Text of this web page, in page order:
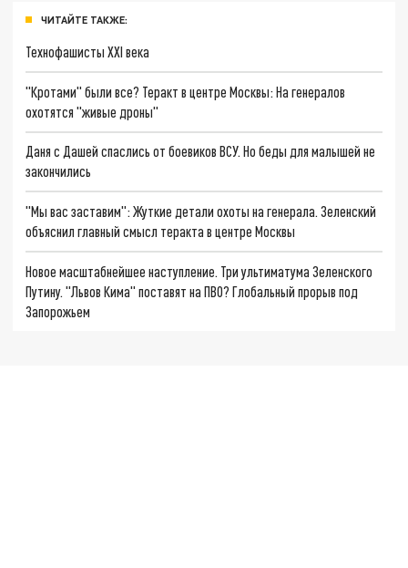
ЧИТАЙТЕ ТАКЖЕ:
Технофашисты XXI века
"Кротами" были все? Теракт в центре Москвы: На генералов
охотятся "живые дроны"
Даня с Дашей спаслись от боевиков ВСУ. Но беды для малышей не
закончились
"Мы вас заставим": Жуткие детали охоты на генерала. Зеленский
объяснил главный смысл теракта в центре Москвы
Новое масштабнейшее наступление. Три ультиматума Зеленского
Путину. "Львов Кима" поставят на ПВО? Глобальный прорыв под
Запорожьем